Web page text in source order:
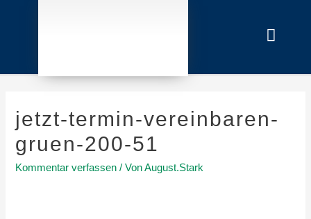
jetzt-termin-vereinbaren-
gruen-200-51
Kommentar verfassen / VonAugust.Stark